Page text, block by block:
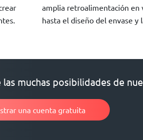
amplia retroalimentación en
hasta el diseño del envase y
muchas posibilidades de
una cuenta gratuita